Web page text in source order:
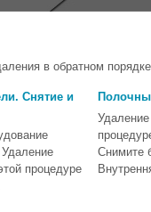
в обратном
Снятие и
процедуре
Снимите